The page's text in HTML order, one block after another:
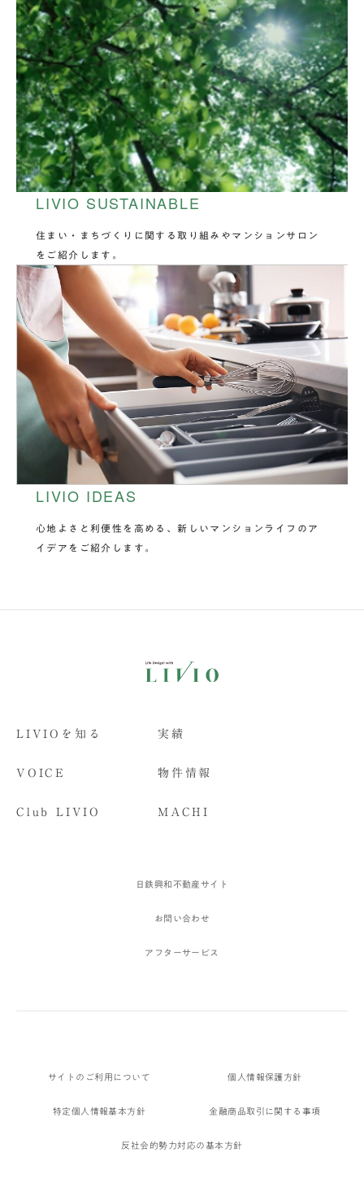
LIVIO SUSTAINABLE
住まい・まちづくりに関する取り組みやマンションサロン
をご紹介します。
LIVIO IDEAS
心地よさと利便性を高める、新しいマンションライフのア
イデアをご紹介します。
LIVIOを知る 実績
VOICE 物件情報
Club LIVIO MACHI
日鉄興和不動産サイト
お問い合わせ
アフターサービス
サイトのご利用について 個人情報保護方針
特定個人情報基本方針 金融商品取引に関する事項
反社会的勢力対応の基本方針